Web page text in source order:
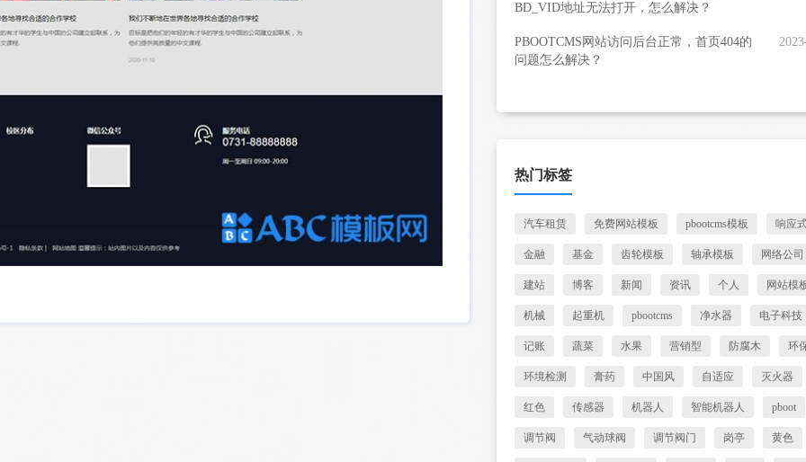
BD_VID地址无法打开，怎么解决？
PBOOTCMS网站访问后台正常，首页404的
问题怎么解决？
热门标签
汽车租赁 免费网站模板 pbootcms模板 响应
金融 基金 齿轮模板 轴承模板 网络公司
建站 博客 新闻 资讯 个人 网站模
机械 起重机 pbootcms 净水器 电子科技
记账 蔬菜 水果 营销型 防腐木 环
环境检测 膏药 中国风 自适应 灭火器
红色 传感器 机器人 智能机器人 pboot
调节阀 气动球阀 调节阀门 岗亭 黄色